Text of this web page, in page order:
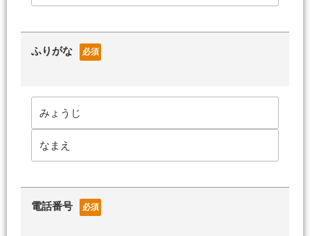
ふりがな 必須
電話番号 必須